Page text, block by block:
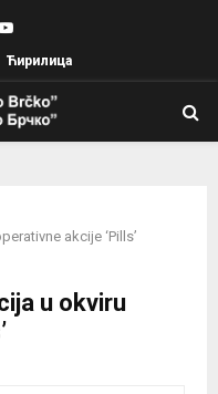
Youtube
Ћирилица
akcije ‘Pills’
u okviru